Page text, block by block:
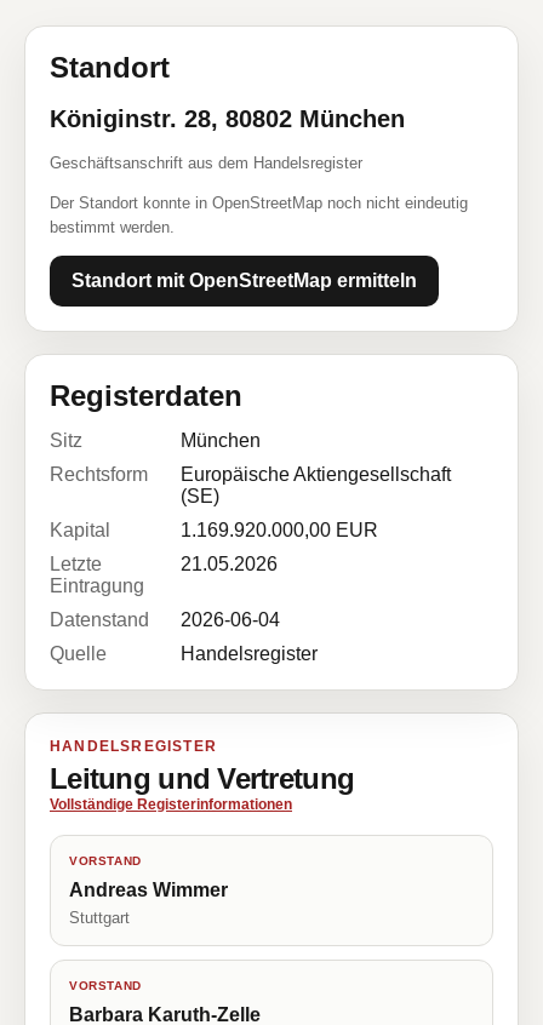
Standort
Königinstr. 28, 80802 München
Geschäftsanschrift aus dem Handelsregister
Der Standort konnte in OpenStreetMap noch nicht eindeutig
bestimmt werden.
Standort mit OpenStreetMap ermitteln
Registerdaten
Sitz
München
Rechtsform
Europäische Aktiengesellschaft
(SE)
Kapital
1.169.920.000,00 EUR
Letzte
Eintragung
21.05.2026
Datenstand
2026-06-04
Quelle
Handelsregister
HANDELSREGISTER
Leitung und Vertretung
Vollständige Registerinformationen
VORSTAND
Andreas Wimmer
Stuttgart
VORSTAND
Barbara Karuth-Zelle